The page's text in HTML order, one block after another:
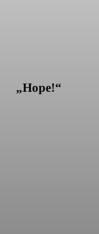
„Hope!“